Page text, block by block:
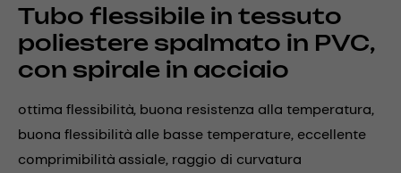
Tubo flessibile in tessuto
poliestere spalmato in PVC,
con spirale in acciaio
ottima flessibilità, buona resistenza alla temperatura,
buona flessibilità alle basse temperature, eccellente
comprimibilità assiale, raggio di curvatura